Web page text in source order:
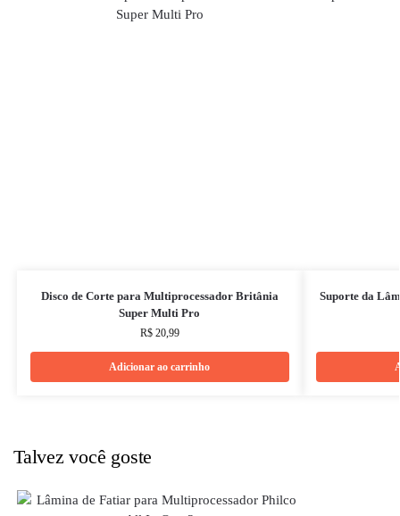
Disco de Corte para Multiprocessador Britânia
Super Multi Pro
R$20,99
Adicionar ao carrinho
Suporte da
Talvez você goste